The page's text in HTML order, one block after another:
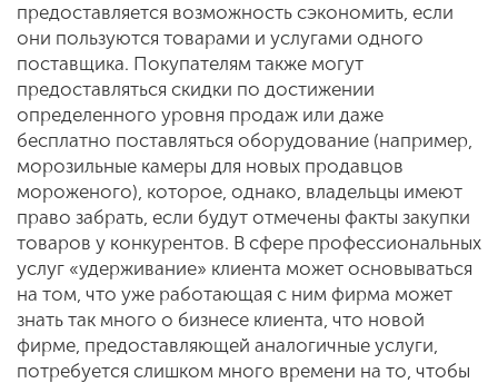
предоставляется возможность сэкономить, если
они пользуются товарами и услугами одного
поставщика. Покупателям также могут
предоставляться скидки по достижении
определенного уровня продаж или даже
бесплатно поставляться оборудование (например,
морозильные камеры для новых продавцов
мороженого), которое, однако, владельцы имеют
право забрать, если будут отмечены факты закупки
товаров у конкурентов. В сфере профессиональных
услуг «удерживание» клиента может основываться
на том, что уже работающая с ним фирма может
знать так много о бизнесе клиента, что новой
фирме, предоставляющей аналогичные услуги,
потребуется слишком много времени на то, чтобы